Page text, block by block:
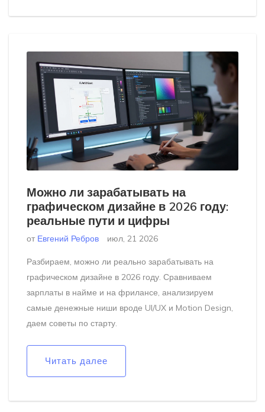
Можно ли зарабатывать на
графическом дизайне в 2026 году:
реальные пути и цифры
от Евгений Ребров июл, 21 2026
Разбираем, можно ли реально зарабатывать на
графическом дизайне в 2026 году. Сравниваем
зарплаты в найме и на фрилансе, анализируем
самые денежные ниши вроде UI/UX и Motion Design,
даем советы по старту.
Читать далее